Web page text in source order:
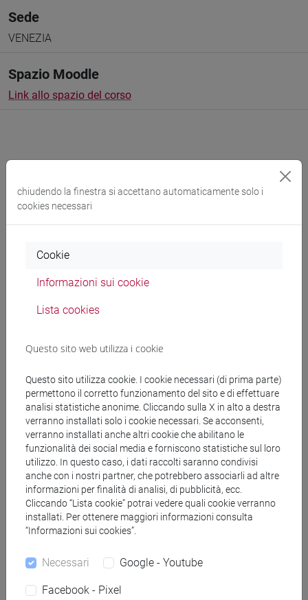
Sede
VENEZIA
Spazio Moodle
Link allo spazio del corso
Docenti e corsi di laurea
BUCOSSI Alessandra
Materiali didattici
Materiali su Moodle
Corsi di studio e percorsi
[FT3] LETTERE - Laurea
scienze dell'antichità
[FT5] STORIA - Laurea
storico - dall'egemonia europea alla
medievale
E DELL'AFRICA MEDITERRANEA - Laurea
chiudendo la finestra si accettano automaticamente solo i
cookies necessari
Cookie
Informazioni sui cookie
Lista cookies
Questo sito web utilizza i cookie
Questo sito utilizza cookie. I cookie necessari (di prima parte)
permettono il corretto funzionamento del sito e di effettuare
analisi statistiche anonime. Cliccando sulla X in alto a destra
verranno installati solo i cookie necessari. Se acconsenti,
verranno installati anche altri cookie che abilitano le
funzionalità dei social media e forniscono statistiche sul loro
utilizzo. In questo caso, i dati raccolti saranno condivisi
anche con i nostri partner, che potrebbero associarli ad altre
informazioni per finalità di analisi, di pubblicità, ecc.
Cliccando “Lista cookie” potrai vedere quali cookie verranno
installati. Per ottenere maggiori informazioni consulta
“Informazioni sui cookies”.
Necessari Google - Youtube
Facebook - Pixel